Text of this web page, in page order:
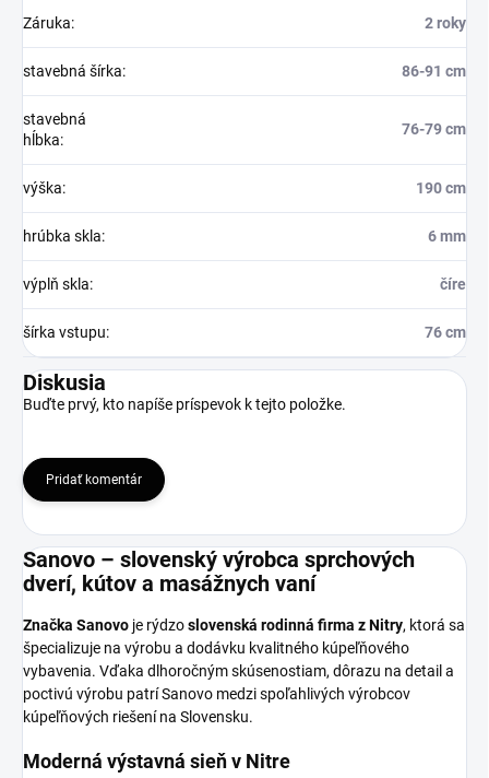
Záruka: 2 roky
stavebná šírka: 86-91 cm
stavebná
hĺbka:
76-79 cm
výška: 190 cm
hrúbka skla: 6 mm
výplň skla: číre
šírka vstupu: 76 cm
Diskusia
Buďte prvý, kto napíše príspevok k tejto položke.
Pridať komentár
Sanovo – slovenský výrobca sprchových
dverí, kútov a masážnych vaní
Značka Sanovo je rýdzoslovenská rodinná firma z Nitry, ktorá sa
špecializuje na výrobu a dodávku kvalitného kúpeľňového
vybavenia. Vďaka dlhoročným skúsenostiam, dôrazu na detail a
poctivú výrobu patrí Sanovo medzi spoľahlivých výrobcov
kúpeľňových riešení na Slovensku.
Moderná výstavná sieň v Nitre